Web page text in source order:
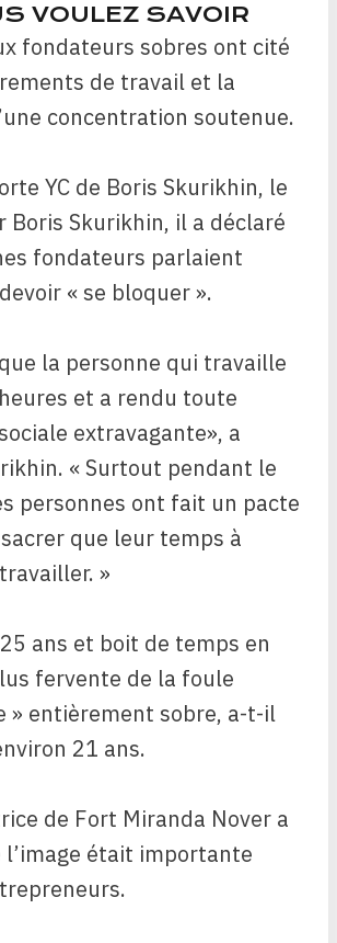
VOULEZ SAVOIR
fondateurs sobres ont cité
de travail et la
concentration soutenue.
YC de Boris Skurikhin, le
Boris Skurikhin, il a déclaré
fondateurs parlaient
« se bloquer ».
la personne qui travaille
et a rendu toute
extravagante», a
« Surtout pendant le
personnes ont fait un pacte
que leur temps à
»
ans et boit de temps en
fervente de la foule
» entièrement sobre, a-t-il
21 ans.
de Fort Miranda Nover a
l’image était importante